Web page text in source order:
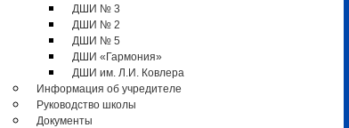
ДШИ № 3
ДШИ № 2
ДШИ № 5
ДШИ «Гармония»
ДШИ им. Л.И. Ковлера
Информация об учредителе
Руководство школы
Документы